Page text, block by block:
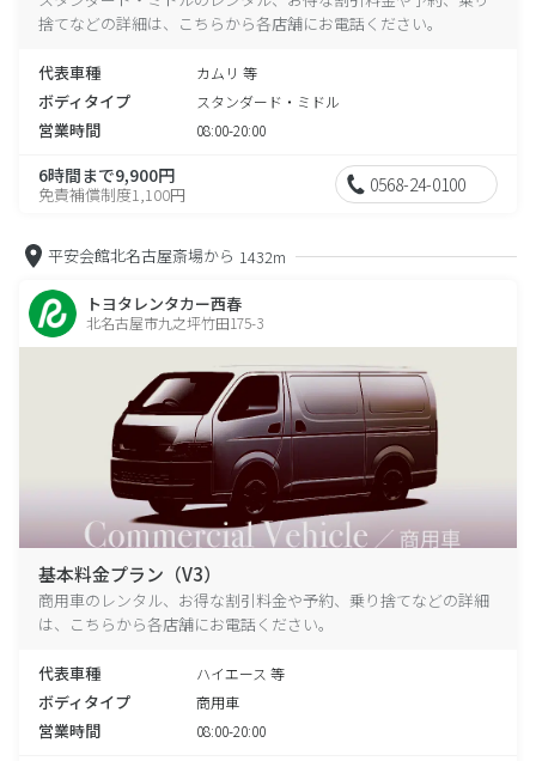
捨てなどの詳細は、こちらから各店舗にお電話ください。
代表車種 カムリ 等
ボディタイプ スタンダード・ミドル
営業時間 08:00-20:00
6時間まで9,900円
免責補償制度1,100円 0568-24-0100
平安会館北名古屋斎場から 1432m
トヨタレンタカー西春
北名古屋市九之坪竹田175-3
基本料金プラン（V3）
商用車のレンタル、お得な割引料金や予約、乗り捨てなどの詳細
は、こちらから各店舗にお電話ください。
代表車種 ハイエース 等
ボディタイプ 商用車
営業時間 08:00-20:00